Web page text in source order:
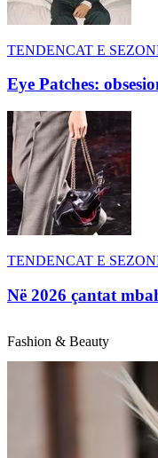
TENDENCAT E
Eye Patches:
TENDENCAT E
Në 2026 çantat
Fashion & Beauty